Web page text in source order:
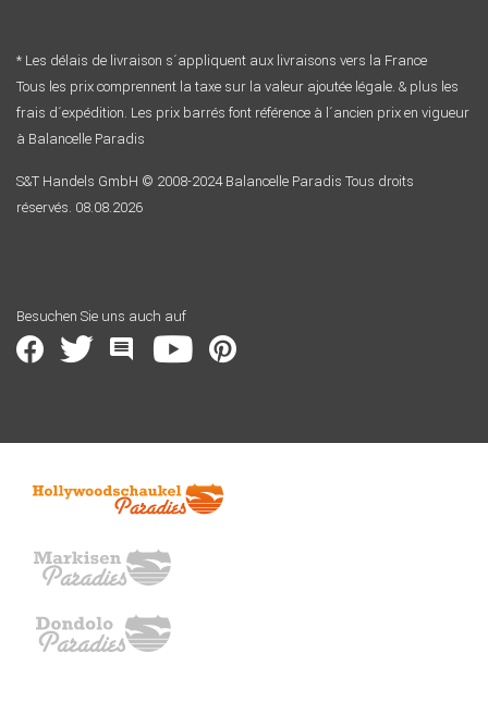
* Les délais de livraison s´appliquent aux livraisons vers la France
Tous les prix comprennent la taxe sur la valeur ajoutée légale. & plus les
frais d´expédition. Les prix barrés font référence à l´ancien prix en vigueur
à Balancelle Paradis
S&T Handels GmbH © 2008-2024 Balancelle Paradis Tous droits
réservés. 08.08.2026
Besuchen Sie uns auch auf